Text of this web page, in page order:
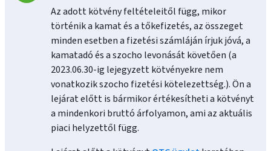
Az adott kötvény feltételeitől függ, mikor
történik a kamat és a tőkefizetés, az összeget
minden esetben a fizetési számláján írjuk jóvá, a
kamatadó és a szocho levonását követően (a
2023.06.30-ig lejegyzett kötvényekre nem
vonatkozik szocho fizetési kötelezettség.). Ön a
lejárat előtt is bármikor értékesítheti a kötvényt
a mindenkori bruttó árfolyamon, ami az aktuális
piaci helyzettől függ.